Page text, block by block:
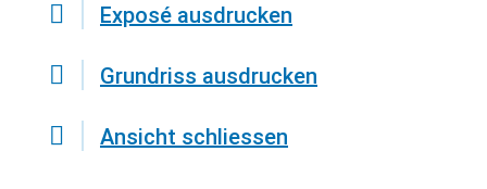
Exposé ausdrucken
Grundriss ausdrucken
Ansicht schliessen